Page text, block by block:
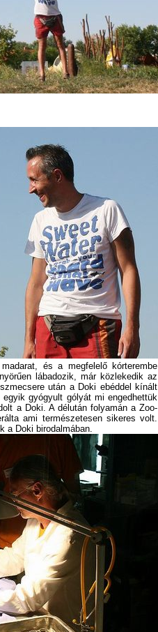
és a megfelelő kórterembe
lábadozik, már közlekedik az
után a Doki ebéddel kínált
gyógyult gólyát mi engedhettük
a Doki. A délután folyamán a Zoo-
ami természetesen sikeres volt.
a Doki birodalmában.